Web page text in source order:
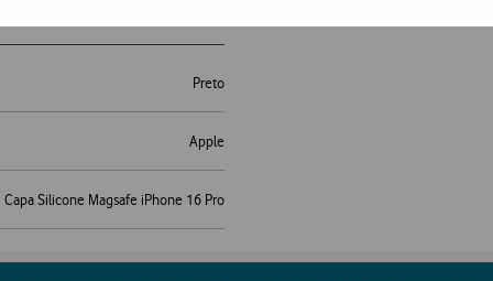
Preto
Apple
Capa Silicone Magsafe iPhone 16 Pro